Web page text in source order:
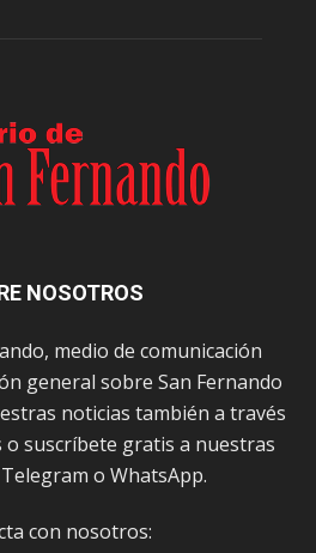
NOSOTROS
medio de comunicación
general sobre San Fernando
noticias también a través
o suscríbete gratis a nuestras
o WhatsApp.
con nosotros: